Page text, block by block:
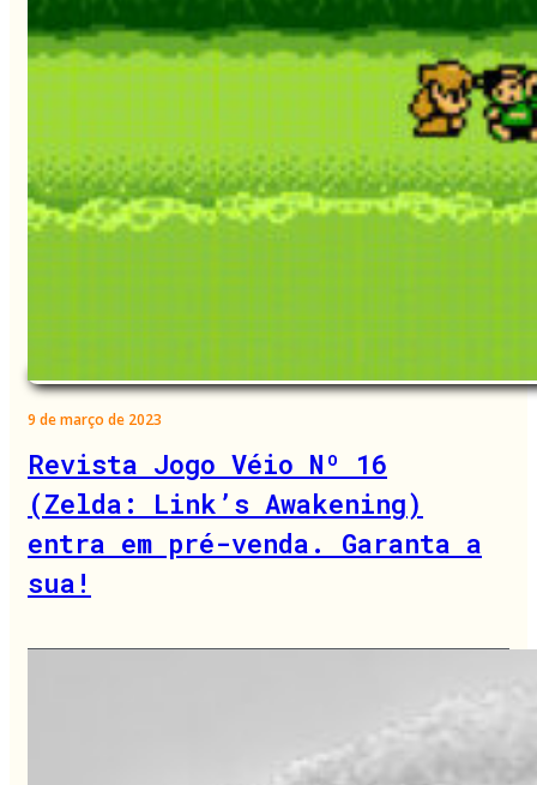
9 de março de 2023
Revista Jogo Véio Nº 16
(Zelda: Link’s Awakening)
entra em pré-venda. Garanta a
sua!